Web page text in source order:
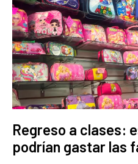
Regreso a clases:
podrían gastar las